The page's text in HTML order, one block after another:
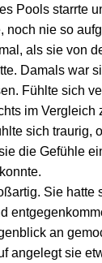
Pools starrte
noch nie so
als sie von
Damals war
Fühlte sich
im Vergleich
sich traurig,
die Gefühle
Sie hatte
an
angelegt sie